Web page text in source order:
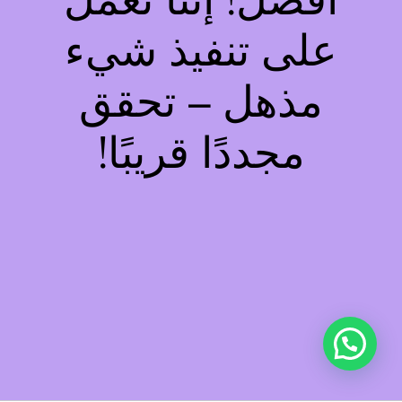
على تنفيذ شيء
مذهل – تحقق
مجددًا قريبًا!